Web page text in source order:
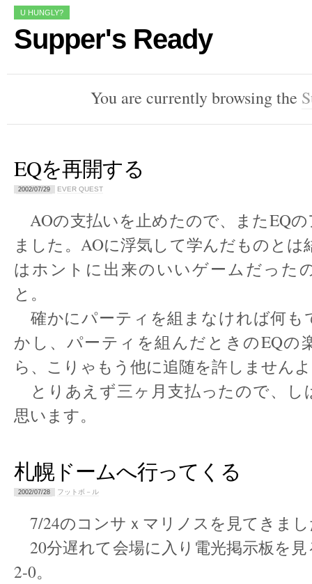
U HUNGLY?
Supper's Ready
You are currently browsing the
EQを再開する
2002/07/29 EVER QUEST
AOの支払いを止めたので、またEQ
ました。AOに浮気して学んだものとは
はホントに出来のいいゲームだった
と。
確かにパーティを組まなければ何も
かし、パーティを組んだときのEQの
ら、こりゃもう他に追随を許しません
とりあえず三ヶ月支払ったので、し
思います。
札幌ドームへ行ってくる
2002/07/28 フットボ－ル
7/24のコンサｘマリノスを見てきま
20分遅れて会場に入り電光掲示板を
2-0。